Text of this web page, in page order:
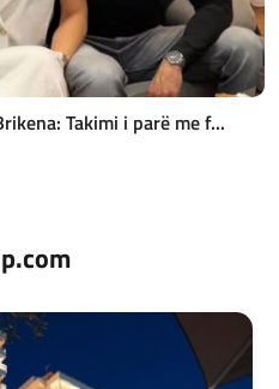
Takimi i parë me f...